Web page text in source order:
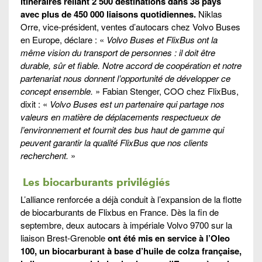
avec plus de 450 000 liaisons quotidiennes. Niklas
Orre, vice-président, ventes d’autocars chez Volvo Buses
en Europe, déclare : « Volvo Buses et FlixBus ont la
même vision du transport de personnes : il doit être
durable, sûr et fiable. Notre accord de coopération et notre
partenariat nous donnent l’opportunité de développer ce
concept ensemble. » Fabian Stenger, COO chez FlixBus,
dixit : « Volvo Buses est un partenaire qui partage nos
valeurs en matière de déplacements respectueux de
l’environnement et fournit des bus haut de gamme qui
peuvent garantir la qualité FlixBus que nos clients
recherchent. »
Les biocarburants privilégiés
L’alliance renforcée a déjà conduit à l’expansion de la flotte
de biocarburants de Flixbus en France. Dès la fin de
septembre, deux autocars à impériale Volvo 9700 sur la
liaison Brest-Grenobleont été mis en service à l’Oleo
100, un biocarburant à base d’huile de colza française,